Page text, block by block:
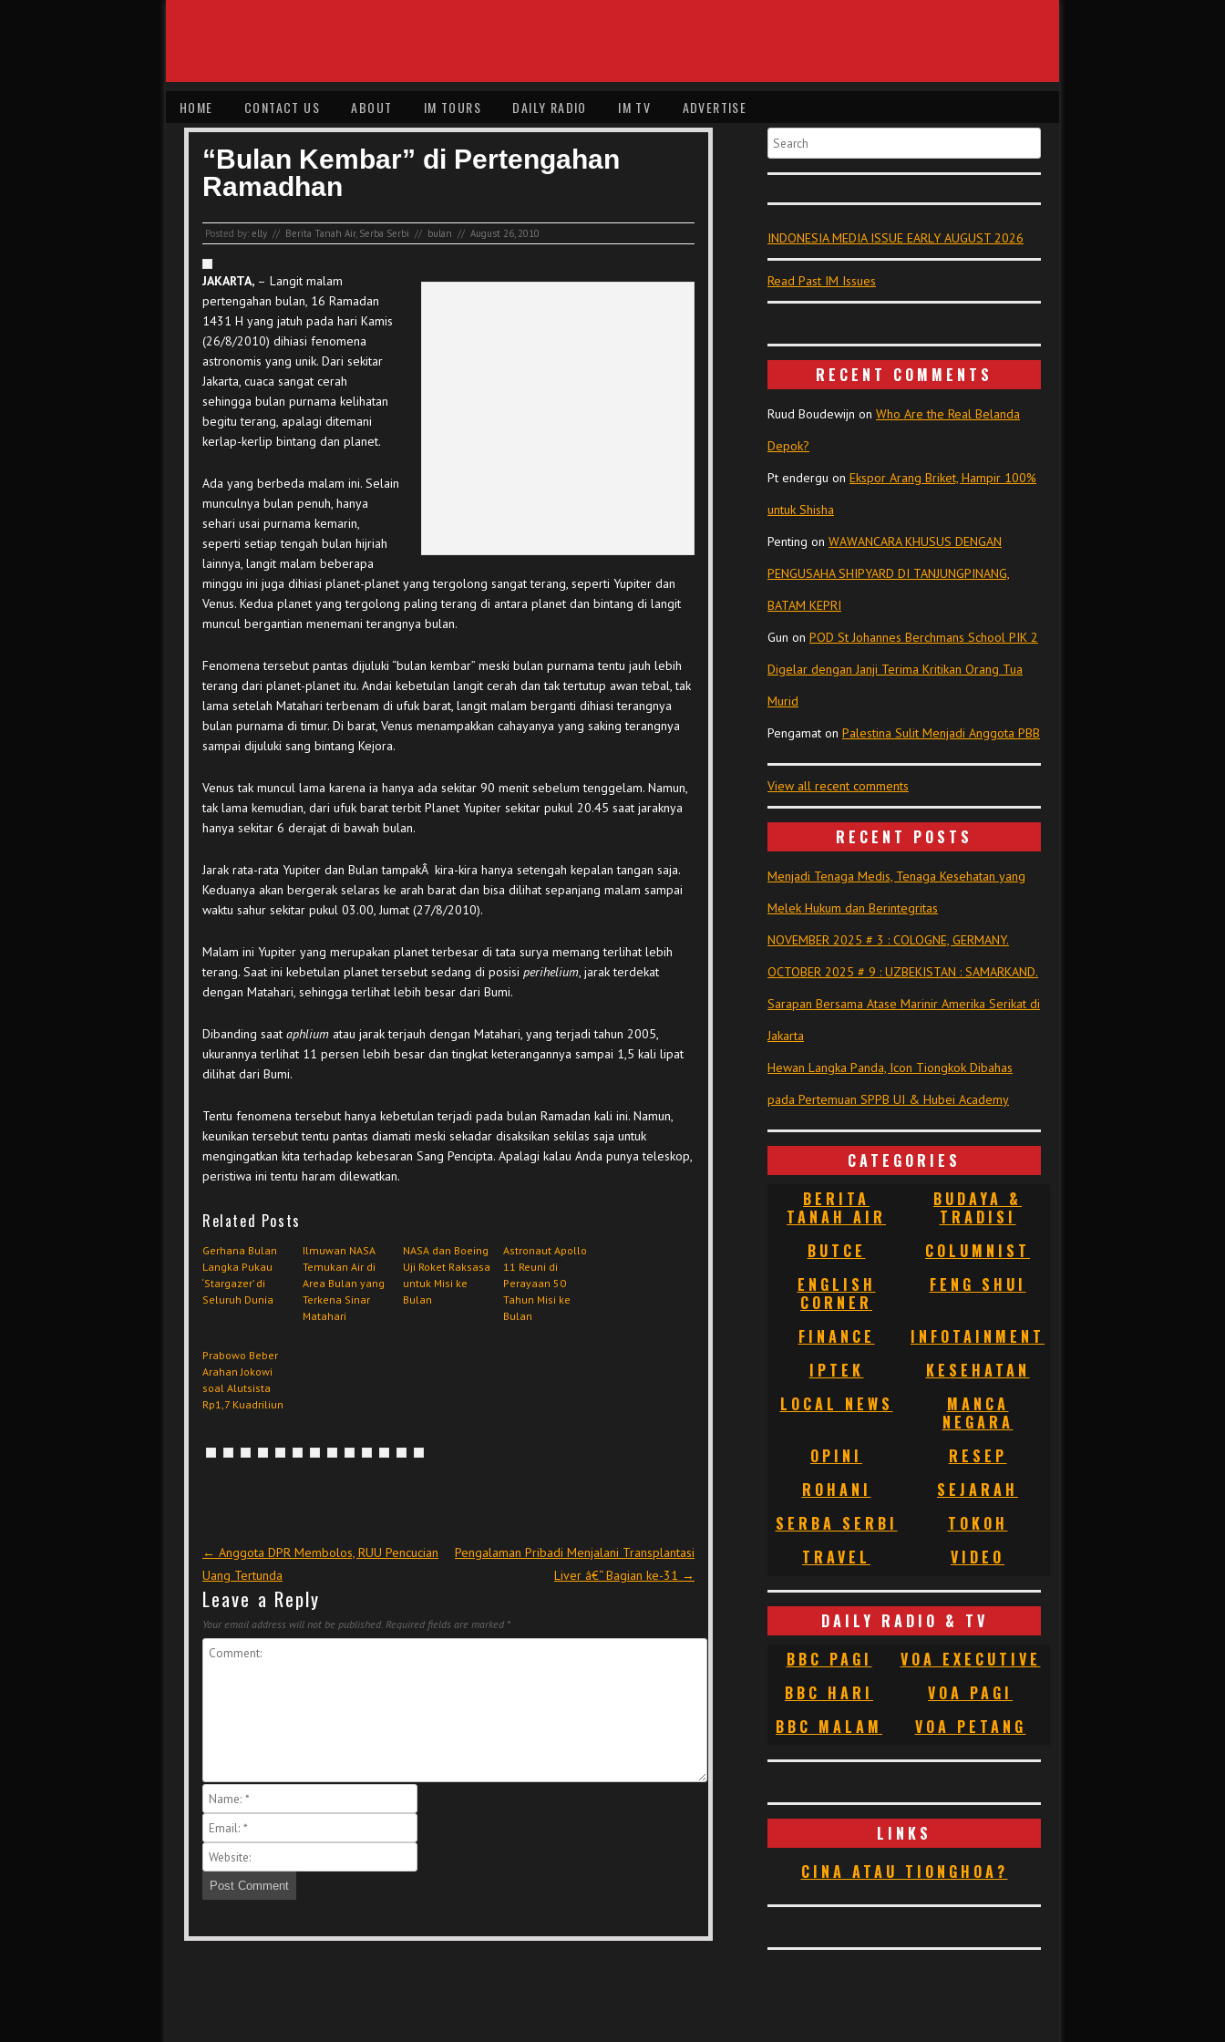
HOME CONTACT US ABOUT IM TOURS DAILY RADIO IM TV ADVERTISE
“Bulan Kembar” di Pertengahan
Ramadhan
Posted by: elly // Berita Tanah Air, Serba Serbi // bulan // August 26, 2010
JAKARTA, – Langit malam
pertengahan bulan, 16 Ramadan
1431 H yang jatuh pada hari Kamis
(26/8/2010) dihiasi fenomena
astronomis yang unik. Dari sekitar
Jakarta, cuaca sangat cerah
sehingga bulan purnama kelihatan
begitu terang, apalagi ditemani
kerlap-kerlip bintang dan planet.
Ada yang berbeda malam ini. Selain
munculnya bulan penuh, hanya
sehari usai purnama kemarin,
seperti setiap tengah bulan hijriah
lainnya, langit malam beberapa
minggu ini juga dihiasi planet-planet yang tergolong sangat terang, seperti Yupiter dan
Venus. Kedua planet yang tergolong paling terang di antara planet dan bintang di langit
muncul bergantian menemani terangnya bulan.
Fenomena tersebut pantas dijuluki “bulan kembar” meski bulan purnama tentu jauh lebih
terang dari planet-planet itu. Andai kebetulan langit cerah dan tak tertutup awan tebal, tak
lama setelah Matahari terbenam di ufuk barat, langit malam berganti dihiasi terangnya
bulan purnama di timur. Di barat, Venus menampakkan cahayanya yang saking terangnya
sampai dijuluki sang bintang Kejora.
Venus tak muncul lama karena ia hanya ada sekitar 90 menit sebelum tenggelam. Namun,
tak lama kemudian, dari ufuk barat terbit Planet Yupiter sekitar pukul 20.45 saat jaraknya
hanya sekitar 6 derajat di bawah bulan.
Jarak rata-rata Yupiter dan Bulan tampakÂ kira-kira hanya setengah kepalan tangan saja.
Keduanya akan bergerak selaras ke arah barat dan bisa dilihat sepanjang malam sampai
waktu sahur sekitar pukul 03.00, Jumat (27/8/2010).
Malam ini Yupiter yang merupakan planet terbesar di tata surya memang terlihat lebih
terang. Saat ini kebetulan planet tersebut sedang di posisi perihelium, jarak terdekat
dengan Matahari, sehingga terlihat lebih besar dari Bumi.
Dibanding saat aphlium atau jarak terjauh dengan Matahari, yang terjadi tahun 2005,
ukurannya terlihat 11 persen lebih besar dan tingkat keterangannya sampai 1,5 kali lipat
dilihat dari Bumi.
Tentu fenomena tersebut hanya kebetulan terjadi pada bulan Ramadan kali ini. Namun,
keunikan tersebut tentu pantas diamati meski sekadar disaksikan sekilas saja untuk
mengingatkan kita terhadap kebesaran Sang Pencipta. Apalagi kalau Anda punya teleskop,
peristiwa ini tentu haram dilewatkan.
Related Posts
Gerhana Bulan
Langka Pukau
‘Stargazer’ di
Seluruh Dunia
Ilmuwan NASA
Temukan Air di
Area Bulan yang
Terkena Sinar
Matahari
NASA dan Boeing
Uji Roket Raksasa
untuk Misi ke
Bulan
Astronaut Apollo
11 Reuni di
Perayaan 50
Tahun Misi ke
Bulan
Prabowo Beber
Arahan Jokowi
soal Alutsista
Rp1,7 Kuadriliun
Post navigation
← Anggota DPR Membolos, RUU Pencucian
Uang Tertunda
Pengalaman Pribadi Menjalani Transplantasi
Liver â€“ Bagian ke-31 →
Leave a Reply
Your email address will not be published. Required fields are marked *
Search
INDONESIA MEDIA ISSUE EARLY AUGUST 2026
Read Past IM Issues
RECENT COMMENTS
Ruud Boudewijn on Who Are the Real Belanda
Depok?
Pt endergu on Ekspor Arang Briket, Hampir 100%
untuk Shisha
Penting on WAWANCARA KHUSUS DENGAN
PENGUSAHA SHIPYARD DI TANJUNGPINANG,
BATAM KEPRI
Gun on POD St Johannes Berchmans School PIK 2
Digelar dengan Janji Terima Kritikan Orang Tua
Murid
Pengamat on Palestina Sulit Menjadi Anggota PBB
View all recent comments
RECENT POSTS
Menjadi Tenaga Medis, Tenaga Kesehatan yang
Melek Hukum dan Berintegritas
NOVEMBER 2025 # 3 : COLOGNE, GERMANY.
OCTOBER 2025 # 9 : UZBEKISTAN : SAMARKAND.
Sarapan Bersama Atase Marinir Amerika Serikat di
Jakarta
Hewan Langka Panda, Icon Tiongkok Dibahas
pada Pertemuan SPPB UI & Hubei Academy
CATEGORIES
BERITA
TANAH AIR
BUDAYA &
TRADISI
BUTCE
COLUMNIST
ENGLISH
CORNER
FENG SHUI
FINANCE
INFOTAINMENT
IPTEK
KESEHATAN
LOCAL NEWS
MANCA
NEGARA
OPINI
RESEP
ROHANI
SEJARAH
SERBA SERBI
TOKOH
TRAVEL
VIDEO
DAILY RADIO & TV
BBC PAGI
VOA EXECUTIVE
BBC HARI
VOA PAGI
BBC MALAM
VOA PETANG
LINKS
CINA ATAU TIONGHOA?